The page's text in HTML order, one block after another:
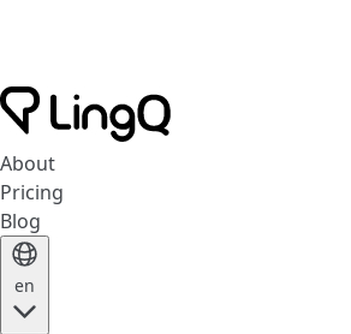
About
Pricing
Blog
en